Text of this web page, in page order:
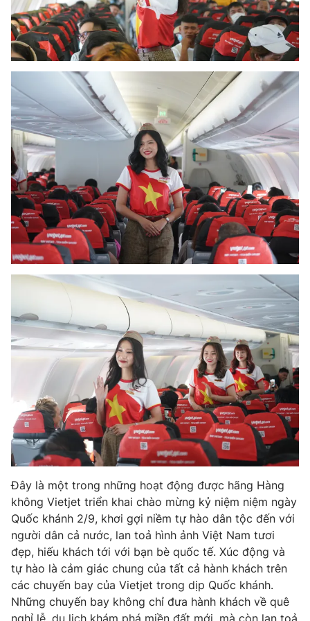
Photo Infographic
Video Shorts video
VTV Money VTV Thể thao
VTV Sức khoẻ Bất động sản
Thị trường 24h Tấm lòng Việt
VTV4 Vươn mình bằng AI
VTV9 VTV8
Liên hệ tòa soạn English
THỜI BÁO VTV
Theo dõi báo trên
Cơ quan chủ quản: Đài Truyền hình Việt Nam
Cơ quan báo chí:Thời báo VTV
Giấy phép hoạt động báo in và báo điện tử số 483/GP-BTTTT
cấp ngày 29/12/2023
Tổng Biên tập:Vũ Thanh Thủy
Phó Tổng Biên tập:Nguyễn Thị Mỹ Hạnh, Phạm Quốc Thắng,
Nguyễn Trọng Ninh
Tổng đài VTV:024.38 355 931 - 024.38 355 932
Đây là một trong những hoạt động được hãng Hàng
không Vietjet triển khai chào mừng kỷ niệm niệm ngày
Quốc khánh 2/9, khơi gợi niềm tự hào dân tộc đến với
người dân cả nước, lan toả hình ảnh Việt Nam tươi
đẹp, hiếu khách tới với bạn bè quốc tế. Xúc động và
tự hào là cảm giác chung của tất cả hành khách trên
các chuyến bay của Vietjet trong dịp Quốc khánh.
Những chuyến bay không chỉ đưa hành khách về quê